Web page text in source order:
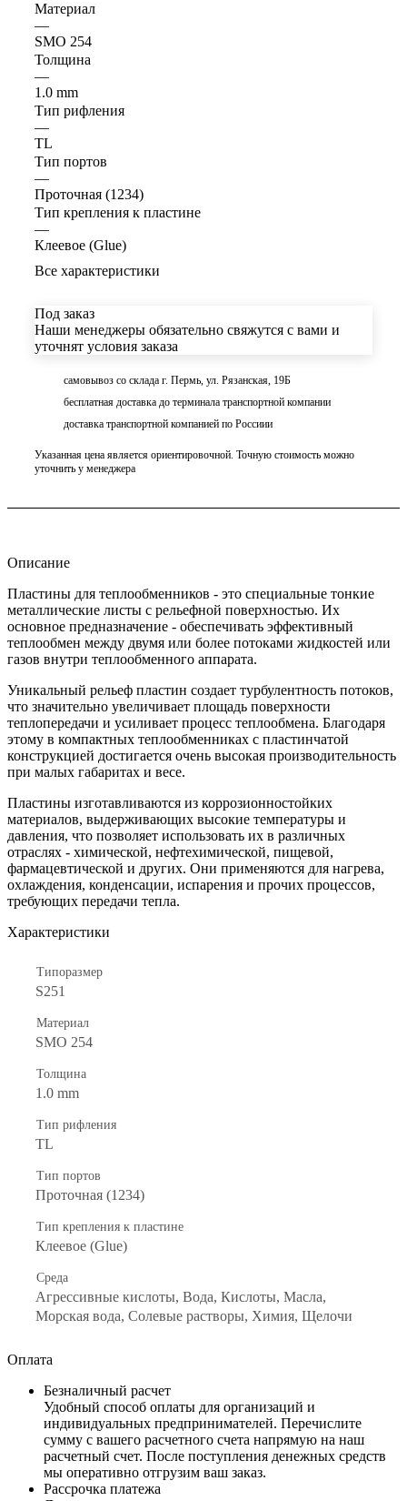
Материал
—
SMO 254
Толщина
—
1.0 mm
Тип рифления
—
TL
Тип портов
—
Проточная (1234)
Тип крепления к пластине
—
Клеевое (Glue)
Все характеристики
Под заказ
Наши менеджеры обязательно свяжутся с вами и
уточнят условия заказа
самовывоз со склада г. Пермь, ул. Рязанская, 19Б
бесплатная доставка до терминала транспортной компании
доставка транспортной компанией по Россиии
Указанная цена является ориентировочной. Точную стоимость можно
уточнить у менеджера
Описание
Пластины для теплообменников - это специальные тонкие
металлические листы с рельефной поверхностью. Их
основное предназначение - обеспечивать эффективный
теплообмен между двумя или более потоками жидкостей или
газов внутри теплообменного аппарата.
Уникальный рельеф пластин создает турбулентность потоков,
что значительно увеличивает площадь поверхности
теплопередачи и усиливает процесс теплообмена. Благодаря
этому в компактных теплообменниках с пластинчатой
конструкцией достигается очень высокая производительность
при малых габаритах и весе.
Пластины изготавливаются из коррозионностойких
материалов, выдерживающих высокие температуры и
давления, что позволяет использовать их в различных
отраслях - химической, нефтехимической, пищевой,
фармацевтической и других. Они применяются для нагрева,
охлаждения, конденсации, испарения и прочих процессов,
требующих передачи тепла.
Характеристики
Типоразмер
S251
Материал
SMO 254
Толщина
1.0 mm
Тип рифления
TL
Тип портов
Проточная (1234)
Тип крепления к пластине
Клеевое (Glue)
Среда
Агрессивные кислоты, Вода, Кислоты, Масла,
Морская вода, Солевые растворы, Химия, Щелочи
Оплата
Безналичный расчет
Удобный способ оплаты для организаций и
индивидуальных предпринимателей. Перечислите
сумму с вашего расчетного счета напрямую на наш
расчетный счет. После поступления денежных средств
мы оперативно отгрузим ваш заказ.
Рассрочка платежа